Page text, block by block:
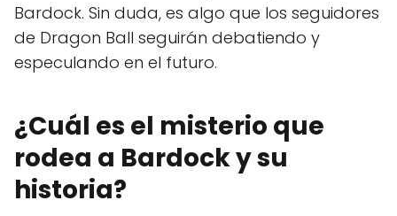
Bardock. Sin duda, es algo que los seguidores
de Dragon Ball seguirán debatiendo y
especulando en el futuro.
¿Cuál es el misterio que
rodea a Bardock y su
historia?